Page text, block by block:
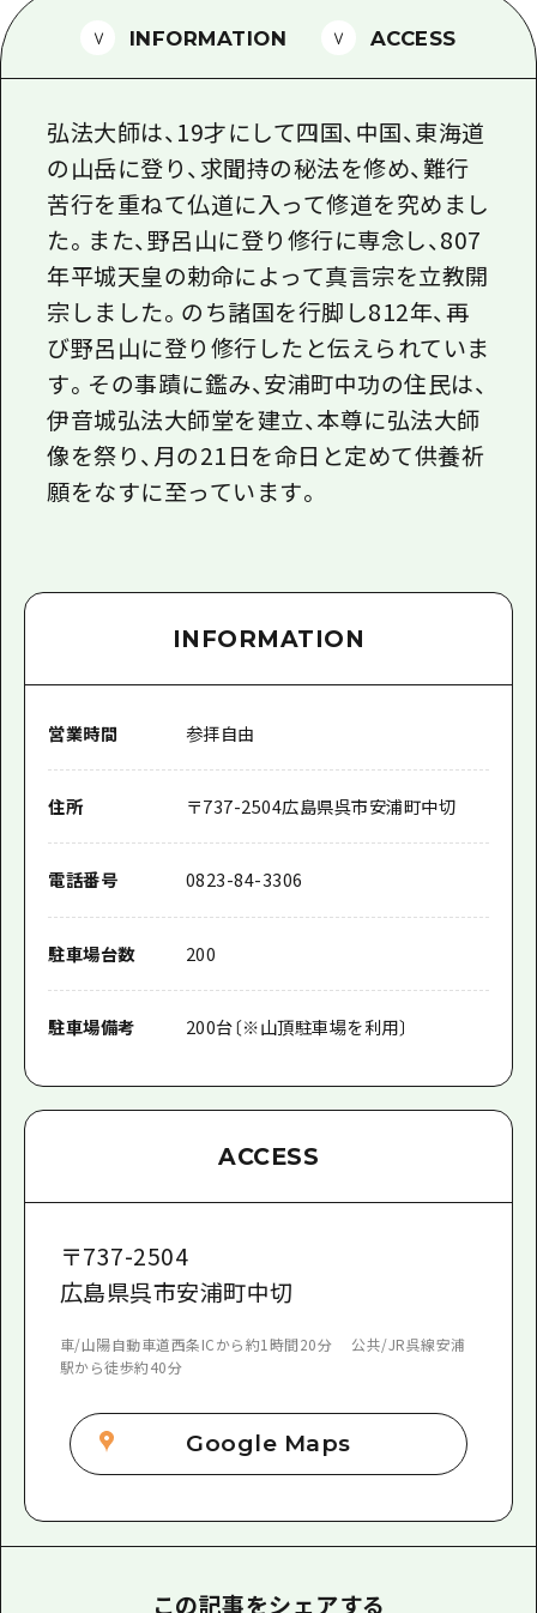
2泊3日
広島県を訪れる外国人旅行者向け情報一
ボランティアガイド
ユニバーサルツーリズム
ガイドブック
広島県の魅力を動画でご紹介！
よくあるご質問
メディア掲載情報
フォトダウンロード
関連リンク
INFORMATION ACCESS
弘法大師は、19才にして四国、中国、東海道
の山岳に登り、求聞持の秘法を修め、難行
苦行を重ねて仏道に入って修道を究めまし
た。また、野呂山に登り修行に専念し、807
年平城天皇の勅命によって真言宗を立教開
宗しました。のち諸国を行脚し812年、再
び野呂山に登り修行したと伝えられていま
す。その事蹟に鑑み、安浦町中功の住民は、
伊音城弘法大師堂を建立、本尊に弘法大師
像を祭り、月の21日を命日と定めて供養祈
願をなすに至っています。
INFORMATION
営業時間 参拝自由
住所 〒737-2504広島県呉市安浦町中切
電話番号 0823-84-3306
駐車場台数 200
駐車場備考 200台〔※山頂駐車場を利用〕
ACCESS
〒737-2504
広島県呉市安浦町中切
車/山陽自動車道西条ICから約1時間20分 公共/JR呉線安浦
駅から徒歩約40分
Google Maps
この記事をシェアする